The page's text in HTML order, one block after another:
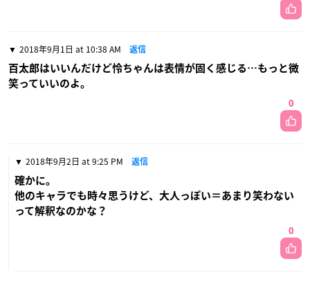
2018年9月1日 at 10:38 AM 返信
百太郎はいいんだけど怜ちゃんは表情が固く感じる…もっと微
笑っていいのよ。
0
2018年9月2日 at 9:25 PM 返信
確かに。
他のキャラでも時々思うけど、大人っぽい＝あまり笑わない
って解釈なのかな？
0